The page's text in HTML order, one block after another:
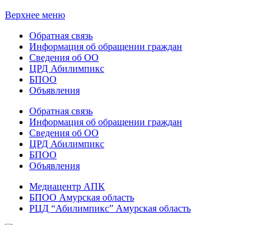
Верхнее меню
Обратная связь
Информация об обращении граждан
Сведения об ОО
ЦРД Абилимпикс
БПОО
Объявления
Обратная связь
Информация об обращении граждан
Сведения об ОО
ЦРД Абилимпикс
БПОО
Объявления
Медиацентр АПК
БПОО Амурская область
РЦД “Абилимпикс” Амурская область